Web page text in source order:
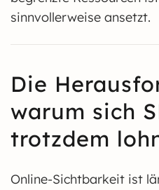
sinnvollerweise ansetzt.
Die
warum sich
trotzdem
Online-Sichtbarkeit ist